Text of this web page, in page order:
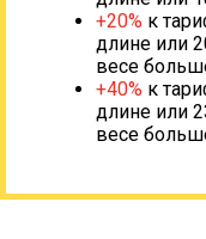
+20% к
длине или
весе
+40% к
длине или
весе